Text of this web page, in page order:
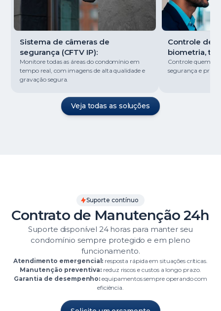
Sistema de câmeras de
segurança (CFTV IP):
Monitore todas as áreas do condomínio em
tempo real, com imagens de alta qualidade e
gravação segura.
Controle de
biometria,
Controle quem
segurança e
Veja todas as soluções
Suporte contínuo
Contrato de Manutenção 24h
Suporte disponível 24 horas para manter seu
condomínio sempre protegido e em pleno
funcionamento.
Atendimento emergencial: resposta rápida em situações críticas.
Manutenção preventiva:reduz riscos e custos a longo prazo.
Garantia de desempenho: equipamentos sempre operando com
eficiência.